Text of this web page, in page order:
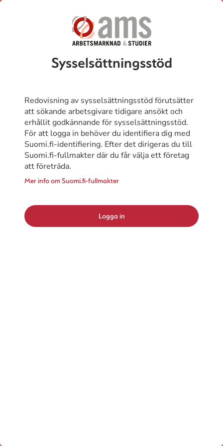
Sysselsättningsstöd
Redovisning av sysselsättningsstöd förutsätter
att sökande arbetsgivare tidigare ansökt och
erhållit godkännande för sysselsättningsstöd.
För att logga in behöver du identifiera dig med
Suomi.fi-identifiering. Efter det dirigeras du till
Suomi.fi-fullmakter där du får välja ett företag
att företräda.
Mer info om Suomi.fi-fullmakter
Logga in